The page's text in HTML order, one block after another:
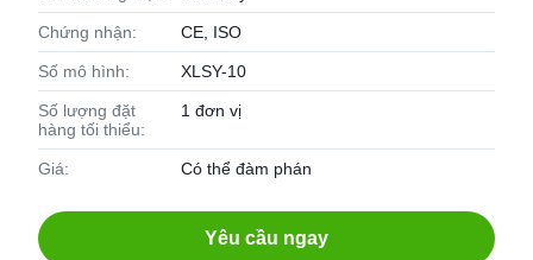
Chứng nhận: CE, ISO
Số mô hình: XLSY-10
Số lượng đặt
hàng tối thiểu:
1 đơn vị
Giá: Có thể đàm phán
Yêu cầu ngay